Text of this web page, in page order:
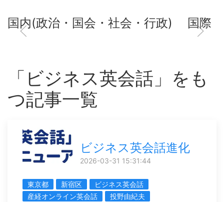
国内(政治・国会・社会・行政) 国際
「ビジネス英会話」をも
つ記事一覧
ビジネス英会話進化
2026-03-31 15:31:44
東京都 新宿区
ビジネス英会話
産経オンライン英会話
投野由紀夫